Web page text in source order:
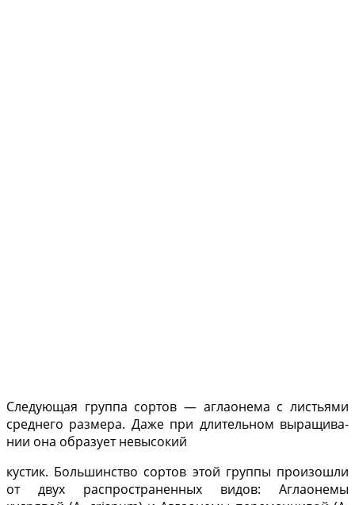
Следующая группа сор­тов — аглаонема с листья­ми
среднего размера. Даже при длительном выращива­
нии она образует невысокий
кустик. Большинство сор­тов этой группы произош­ли
от двух распространен­ных видов: Аглаонемы